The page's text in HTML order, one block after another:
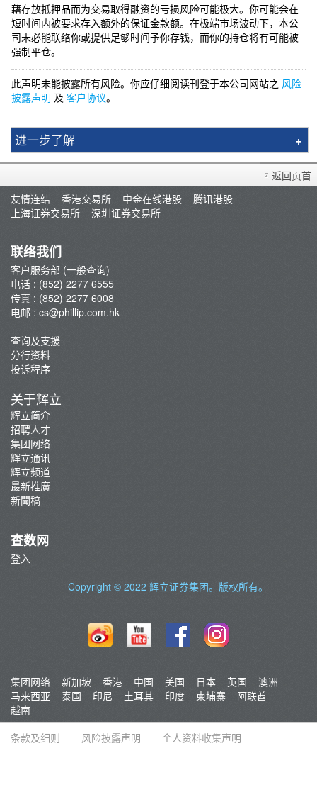
藉存放抵押品而为交易取得融资的亏损风险可能极大。你可能会在
短时间内被要求存入额外的保证金款额。在极端市场波动下，本公
司未必能联络你或提供足够时间予你存钱，而你的持仓将有可能被
强制平仓。
此声明未能披露所有风险。你应仔细阅读刊登于本公司网站之 风险
披露声明 及 客户协议。
进一步了解
一般风险
香港股票
沪港通
认购新股
辉立交易场
香港期货
环球期货及期权
基金
杠杆式外汇交易
返回页首
友情连结
香港交易所 中金在线港股
腾讯港股
上海证券交易所
深圳证券交易所
联络我们
客户服务部 (一般查询)
电话 : (852) 2277 6555
传真 : (852) 2277 6008
电邮 : cs@phillip.com.hk
查询及支援
分行资料
投诉程序
关于辉立
辉立简介
招聘人才
集团网络
辉立通讯
辉立频道
最新推廣
新聞稿
查数网
登入
Copyright © 2022 辉立证券集团。版权所有。
集团网络 新加坡 香港 中国 美国 日本 英国
澳洲
马来西亚
泰国 印尼 土耳其 印度 柬埔寨
阿联酋
越南
条款及细则
风险披露声明 个人资料收集声明